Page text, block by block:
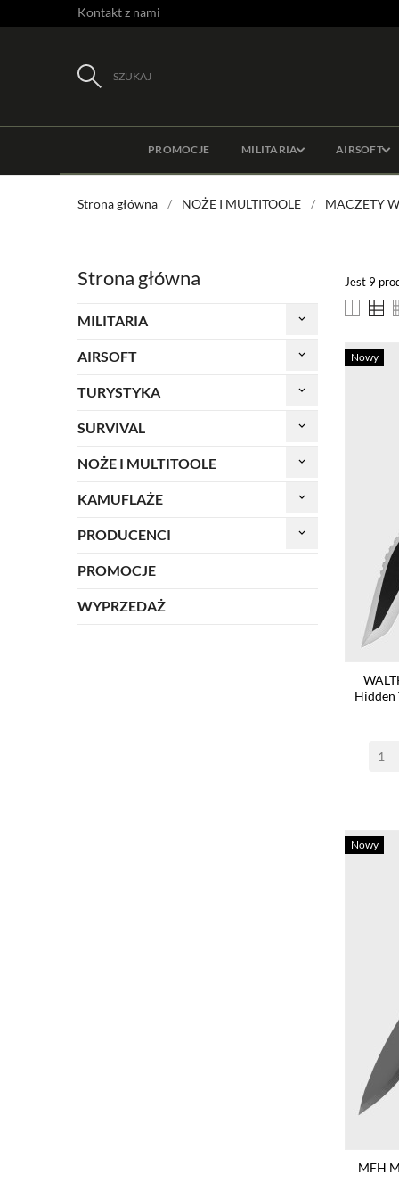
Kontakt z nami
SZUKAJ
PROMOCJE MILITARIA AIRSOFT
Strona główna NOŻE I MULTITOOLE MACZETY
Strona główna
MILITARIA keyboard_arrow_down
AIRSOFT keyboard_arrow_down
TURYSTYKA keyboard_arrow_down
SURVIVAL keyboard_arrow_down
NOŻE I MULTITOOLE keyboard_arrow_down
KAMUFLAŻE keyboard_arrow_down
PRODUCENCI keyboard_arrow_down
PROMOCJE
WYPRZEDAŻ
Jest 9
Hidden
Nowy
MFH
Nowy